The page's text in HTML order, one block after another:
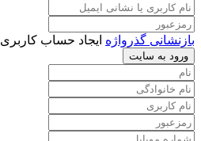
بازنشانی گذرواژه ایجاد حساب کاربری
ورود به سایت